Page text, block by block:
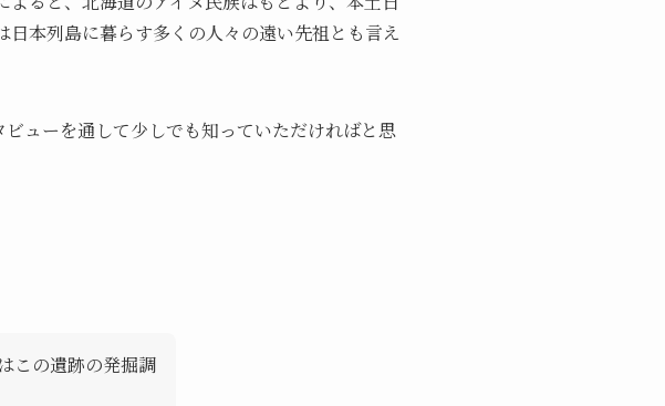
本列島に暮らす多くの人々の遠い先祖とも言え
ューを通して少しでも知っていただければと思
この遺跡の発掘調